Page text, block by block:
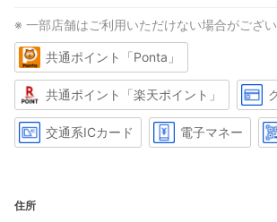
※ 一部店舗はご利用いただけない場合がござ
共通ポイント「Ponta」
共通ポイント「楽天ポイント」
交通系ICカード 電子マネー
住所